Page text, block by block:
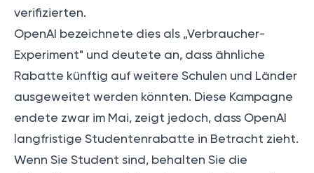
verifizierten.
OpenAI bezeichnete dies als „Verbraucher-
Experiment" und deutete an, dass ähnliche
Rabatte künftig auf weitere Schulen und Länder
ausgeweitet werden könnten. Diese Kampagne
endete zwar im Mai, zeigt jedoch, dass OpenAI
langfristige Studentenrabatte in Betracht zieht.
Wenn Sie Student sind, behalten Sie die